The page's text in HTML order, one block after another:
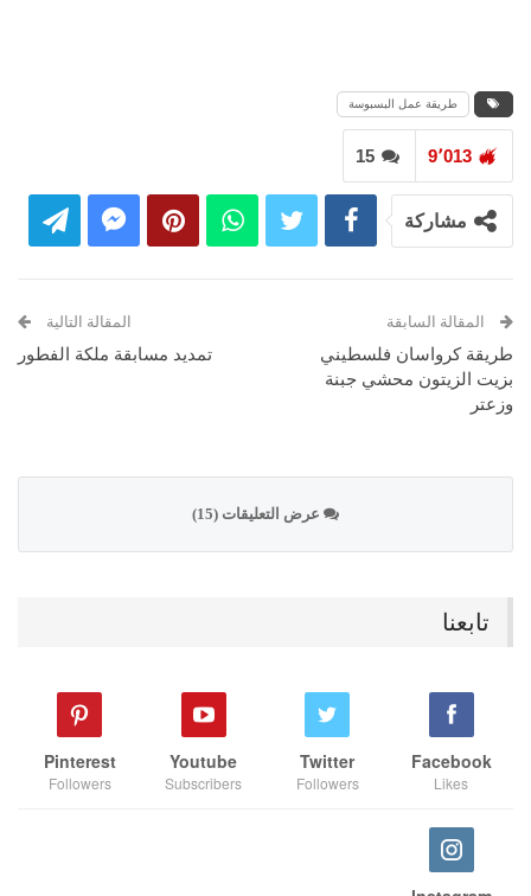
طريقة عمل البسبوسة
15 9٬013
مشاركة
المقالة السابقة
طريقة كرواسان فلسطيني
بزيت الزيتون محشي جبنة
وزعتر
المقالة التالية
تمديد مسابقة ملكة الفطور
عرض التعليقات (15)
تابعنا
Facebook
Likes
Twitter
Followers
Youtube
Subscribers
Pinterest
Followers